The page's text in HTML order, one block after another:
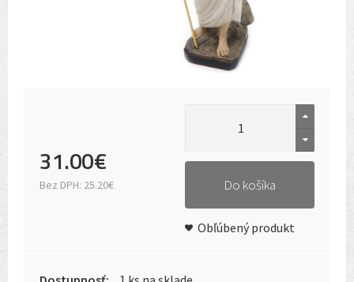
31.00€
Bez DPH: 25.20€ Do košíka
Obľúbený produkt